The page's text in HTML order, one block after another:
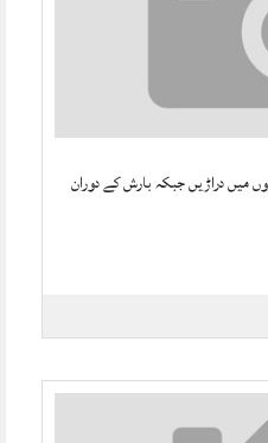
میں دراڑیں جبکہ بارش کے دوران